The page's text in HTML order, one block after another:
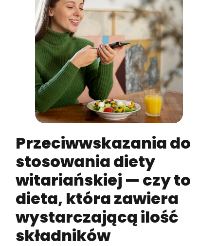
Przeciwwskazania do
stosowania diety
witariańskiej — czy to
dieta, która zawiera
wystarczającą ilość
składników